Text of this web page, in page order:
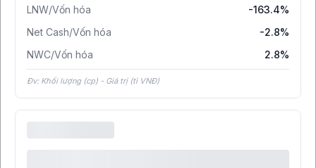
LNW/Vốn hóa
-163.4%
Net Cash/Vốn hóa
-2.8%
NWC/Vốn hóa
2.8%
Đv: Khối lượng (cp) - Giá trị (tỉ VNĐ)